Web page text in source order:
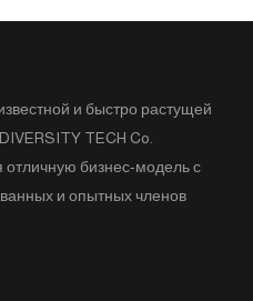
и быстро растущей
TECH Co.
отличную бизнес-модель с
и опытных членов